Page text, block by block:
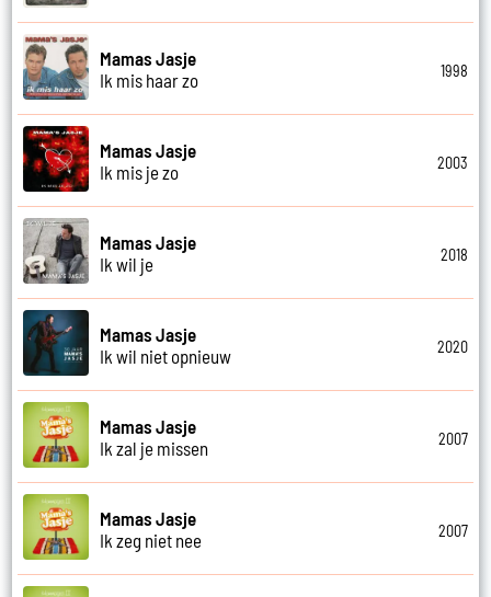
Mamas Jasje
Ik mis haar zo
1998
Mamas Jasje
Ik mis je zo
2003
Mamas Jasje
Ik wil je
2018
Mamas Jasje
Ik wil niet opnieuw
2020
Mamas Jasje
Ik zal je missen
2007
Mamas Jasje
Ik zeg niet nee
2007